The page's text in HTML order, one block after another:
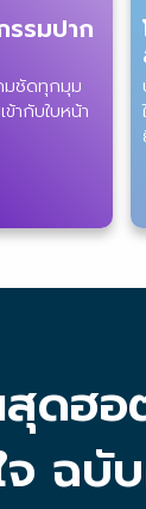
รมปาก
มชัดทุกมุม
ากับใบหน้า
สุดฮอ
จ ฉบั